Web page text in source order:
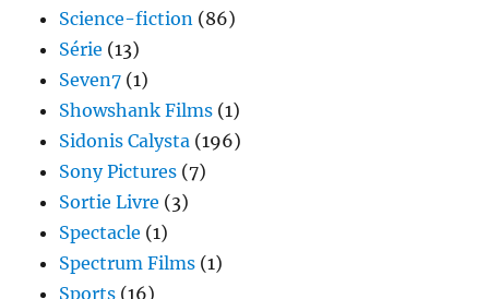
Science-fiction (86)
Série (13)
Seven7 (1)
Showshank Films (1)
Sidonis Calysta (196)
Sony Pictures (7)
Sortie Livre (3)
Spectacle (1)
Spectrum Films (1)
Sports (16)